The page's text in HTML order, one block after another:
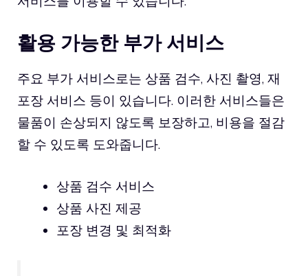
활용 가능한 부가 서비스
주요 부가 서비스로는 상품 검수, 사진 촬영, 재
포장 서비스 등이 있습니다. 이러한 서비스들은
물품이 손상되지 않도록 보장하고, 비용을 절감
할 수 있도록 도와줍니다.
상품 검수 서비스
상품 사진 제공
포장 변경 및 최적화